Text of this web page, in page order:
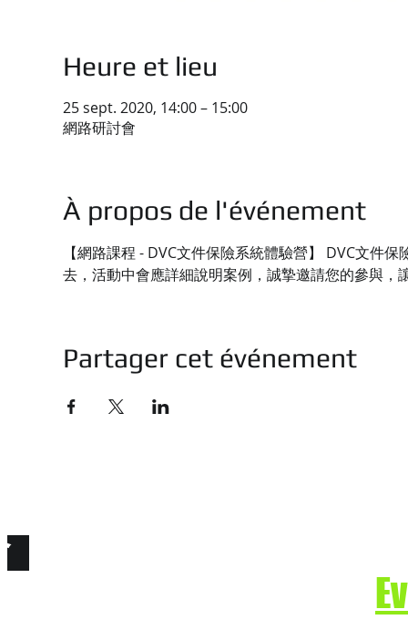
Heure et lieu
25 sept. 2020, 14:00 – 15:00
網路研討會
À propos de l'événement
【網路課程 - DVC文件保險系統體驗營】 DVC文件
去，活動中會應詳細說明案例，誠摯邀請您的參與，
Partager cet événement
限公司